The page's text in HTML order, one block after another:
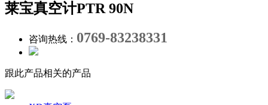
莱宝真空计PTR 90N
咨询热线： 0769-83238331
跟此产品相关的产品